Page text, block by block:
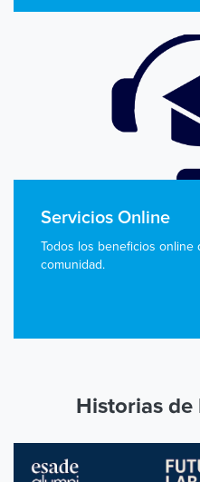
Servicios Online
Todos los beneficios online
comunidad.
Historias